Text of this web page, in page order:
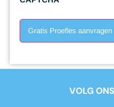
VOLG